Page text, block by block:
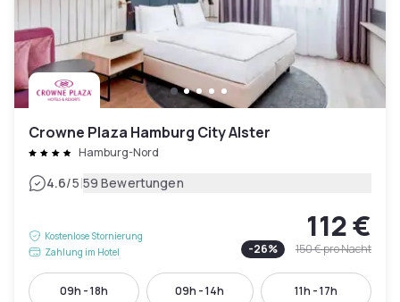
Crowne Plaza Hamburg City Alster
Hamburg-Nord
4.6/5|59 Bewertungen
Kostenlose Stornierung
Zahlung im Hotel
112 €
-26% 150 €pro Nacht
09h - 18h 09h - 14h 11h - 17h